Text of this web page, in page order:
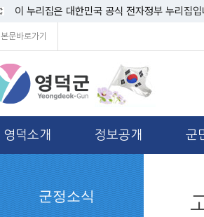
이 누리집은 대한민국 공식 전자정부 누리집입
본문바로가기
영덕소개 정보공개 군
군정소식